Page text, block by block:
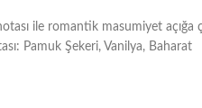
ile romantik masumiyet
Pamuk Şekeri, Vanilya, Baharat